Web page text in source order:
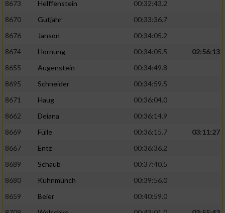
8673
Helffenstein
00:32:43.2
8670
Gutjahr
00:33:36.7
8676
Janson
00:34:05.2
8674
Hornung 00:34:05.5
02:56:13
8655
Augenstein
00:34:49.8
8695
Schneider
00:34:59.5
8671
Haug
00:36:04.0
8662
Deiana
00:36:14.9
8669
Fülle 00:36:15.7
03:11:27
8667
Entz
00:36:36.2
8689
Schaub
00:37:40.5
8680
Kuhnmünch
00:39:56.0
8659
Beier
00:40:59.0